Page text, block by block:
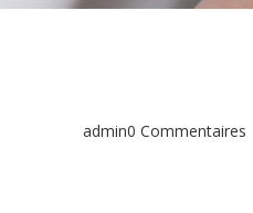
0 Commentaires
admin